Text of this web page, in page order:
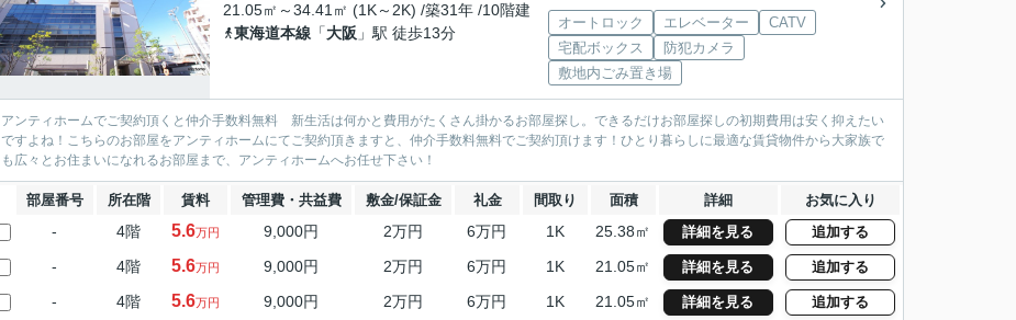
21.05㎡～34.41㎡ (1K～2K) /築31年 /10階建
東海道本線 「大阪 」駅 徒歩13分
オートロック エレベーター
CATV
宅配ボックス
防犯カメラ
敷地内ごみ置き場
アンティホームでご契約頂くと仲介手数料無料 新生活は何かと費用がたくさん掛かるお部屋探し。できるだけお部屋探しの初期費用は安く抑えたい
ですよね！こちらのお部屋をアンティホームにてご契約頂きますと、仲介手数料無料でご契約頂けます！ひとり暮らしに最適な賃貸物件から大家族で
も広々とお住まいになれるお部屋まで、アンティホームへお任せ下さい！
部屋番号 所在階 賃料 管理費・共益費 敷金/保証金 礼金 間取り 面積 詳細 お気に入り
- 4階 5.6万円 9,000円 2万円 6万円 1K 25.38㎡ 詳細を見る 追加する
- 4階 5.6万円 9,000円 2万円 6万円 1K 21.05㎡ 詳細を見る 追加する
- 4階 5.6万円 9,000円 2万円 6万円 1K 21.05㎡ 詳細を見る 追加する